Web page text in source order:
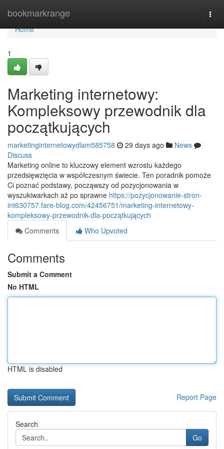
bookmarkrange
Home
Home
1
Marketing internetowy:
Kompleksowy przewodnik dla
początkujących
marketinginternetowydlam585758 29 days ago
News
Discuss
Marketing online to kluczowy element wzrostu każdego
przedsięwzięcia w współczesnym świecie. Ten poradnik pomoże
Ci poznać podstawy, począwszy od pozycjonowania w
wyszukiwarkach aż po sprawne https://pozycjonowanie-stron-
int630757.fare-blog.com/42456751/marketing-internetowy-
kompleksowy-przewodnik-dla-początkujących
Comments
Who Upvoted
Comments
Submit a Comment
No HTML
HTML is disabled
Report Page
Search
Go